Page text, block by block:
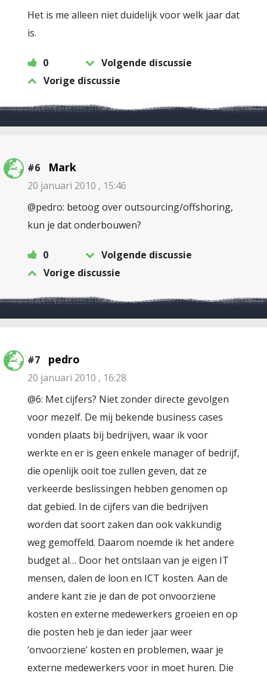
Het is me alleen niet duidelijk voor welk jaar dat
is.
0
Volgende discussie
Vorige discussie
#6 Mark
20 januari 2010 , 15:46
@pedro: betoog over outsourcing/offshoring,
kun je dat onderbouwen?
0
Volgende discussie
Vorige discussie
#7 pedro
20 januari 2010 , 16:28
@6: Met cijfers? Niet zonder directe gevolgen
voor mezelf. De mij bekende business cases
vonden plaats bij bedrijven, waar ik voor
werkte en er is geen enkele manager of bedrijf,
die openlijk ooit toe zullen geven, dat ze
verkeerde beslissingen hebben genomen op
dat gebied. In de cijfers van die bedrijven
worden dat soort zaken dan ook vakkundig
weg gemoffeld. Daarom noemde ik het andere
budget al… Door het ontslaan van je eigen IT
mensen, dalen de loon en ICT kosten. Aan de
andere kant zie je dan de pot onvoorziene
kosten en externe medewerkers groeien en op
die posten heb je dan ieder jaar weer
‘onvoorziene’ kosten en problemen, waar je
externe medewerkers voor in moet huren. Die